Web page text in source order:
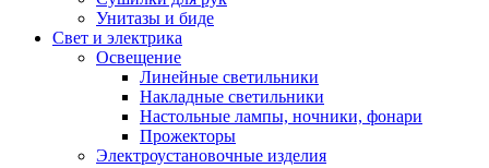
Унитазы и биде
Свет и электрика
Освещение
Линейные светильники
Накладные светильники
Настольные лампы, ночники, фонари
Прожекторы
Электроустановочные изделия